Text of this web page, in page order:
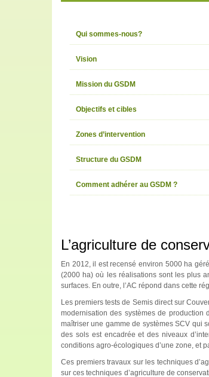
Qui sommes-nous?
Vision
Mission du GSDM
Objectifs et cibles
Zones d’intervention
Structure du GSDM
Comment adhérer au GSDM ?
L’agriculture de
En 2012, il est recensé environ 5000 ha
(2000 ha) où les réalisations sont les plus
surfaces. En outre, l’AC répond dans cette
Les premiers tests de Semis direct sur
modernisation des systèmes de
maîtriser une gamme de systèmes SCV qui
des sols est encadrée et des niveaux
conditions agro-écologiques d’une zone, et
Ces premiers travaux sur les techniques
sur ces techniques d’agriculture de